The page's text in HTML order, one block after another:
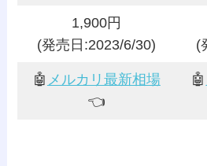
1,900円
(発売日:2023/6/30)
(
🤖 メルカリ最新相場
👈️
🤖